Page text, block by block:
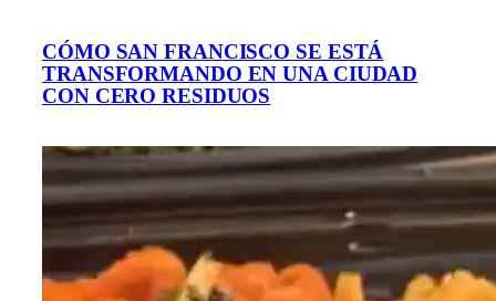
CÓMO SAN FRANCISCO SE ESTÁ
TRANSFORMANDO EN UNA CIUDAD
CON CERO RESIDUOS